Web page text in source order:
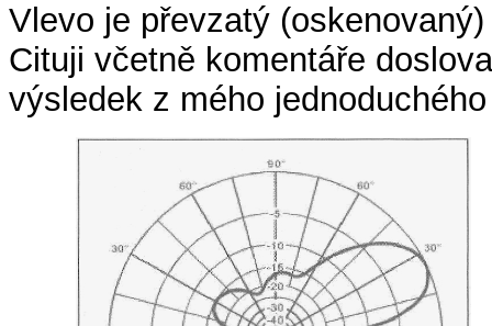
Vlevo je převzatý
Cituji včetně komentáře
výsledek z mého